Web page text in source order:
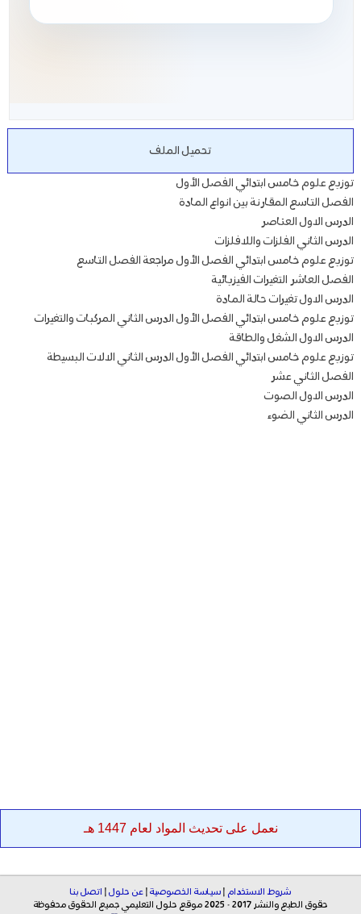
تحميل الملف
توزيع علوم خامس ابتدائي الفصل الأول
الفصل التاسع المقارنة بين انواع المادة
الدرس الاول العناصر
الدرس الثاني الفلزات واللافلزات
توزيع علوم خامس ابتدائي الفصل الأول مراجعة الفصل التاسع
الفصل العاشر التغيرات الفيزيائية
الدرس الاول تغيرات حالة المادة
توزيع علوم خامس ابتدائي الفصل الأول الدرس الثاني المركبات والتغيرات
الدرس الاول الشغل والطاقة
توزيع علوم خامس ابتدائي الفصل الأول الدرس الثاني الالات البسيطة
الفصل الثاني عشر
الدرس الاول الصوت
الدرس الثاني الضوء
نعمل على تحديث المواد لعام 1447 هـ
شروط الاستخدام | سياسة الخصوصية | عن حلول | اتصل بنا
حقوق الطبع والنشر 2017 - 2025 موقع حلول التعليمي جميع الحقوق محفوظة